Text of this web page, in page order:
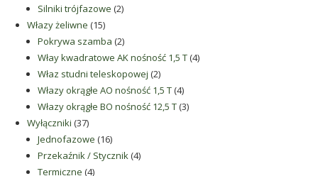
Silniki trójfazowe 22
Włazy żeliwne 1515
produktów
Pokrywa szamba 22
produkty
Włay kwadratowe AK nośność 1,5 T 44
Właz studni teleskopowej 22
produkty
Włazy okrągłe AO nośność 1,5 T 44
produkty
Włazy okrągłe BO nośność 12,5 T 33
Wyłączniki 3737
produktów
Jednofazowe 1616
produktów
Przekaźnik / Stycznik 44
Termiczne 44